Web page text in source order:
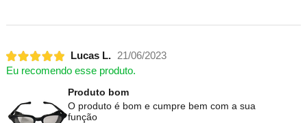
Lucas L. 21/06/2023
Eu recomendo esse produto.
Produto bom
O produto é bom e cumpre bem com a sua
função